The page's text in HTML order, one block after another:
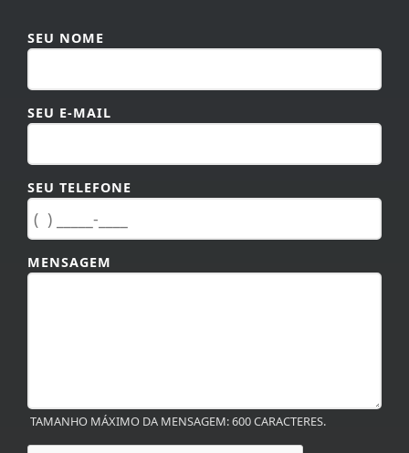
SEU NOME
SEU E-MAIL
SEU TELEFONE
MENSAGEM
TAMANHO MÁXIMO DA MENSAGEM: 600 CARACTERES.